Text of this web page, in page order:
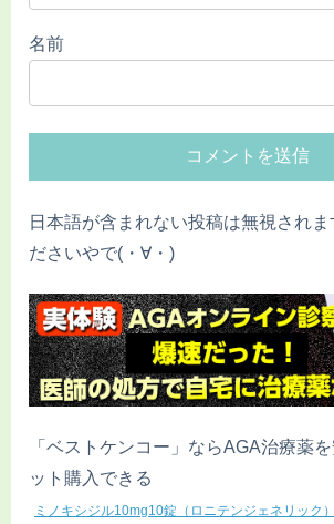
名前
日本語が含まれない投稿は無視されま
ださいやで(・∀・)
「ベストケンコー」ならAGA治療薬
ット購入できる
ミノキシジル10mg10錠（ロニテンジェネリック）